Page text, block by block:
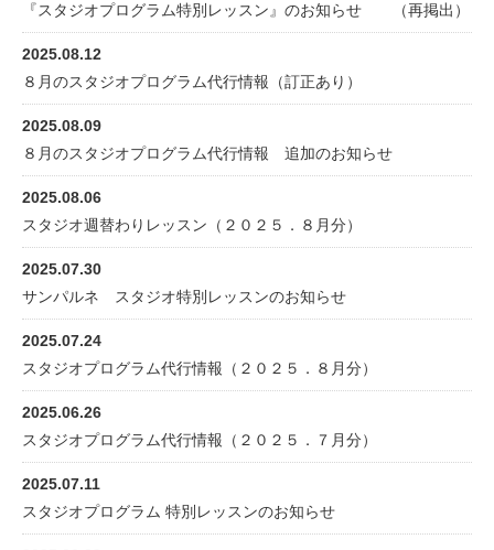
『スタジオプログラム特別レッスン』のお知らせ （再掲出）
2025.08.12
８月のスタジオプログラム代行情報（訂正あり）
2025.08.09
８月のスタジオプログラム代行情報 追加のお知らせ
2025.08.06
スタジオ週替わりレッスン（２０２５．８月分）
2025.07.30
サンパルネ スタジオ特別レッスンのお知らせ
2025.07.24
スタジオプログラム代行情報（２０２５．８月分）
2025.06.26
スタジオプログラム代行情報（２０２５．７月分）
2025.07.11
スタジオプログラム 特別レッスンのお知らせ